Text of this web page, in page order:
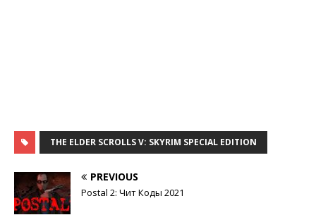
THE ELDER SCROLLS V: SKYRIM SPECIAL EDITION
PREVIOUS
Postal 2: Чит Коды 2021